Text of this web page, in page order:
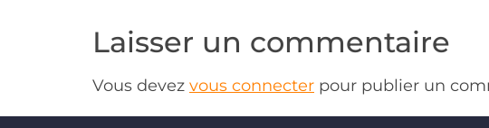
Laisser un commentaire
Vous devez vous connecter pour publier un